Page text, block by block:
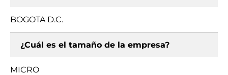
BOGOTA D.C.
¿Cuál es el tamaño de la empresa?
MICRO